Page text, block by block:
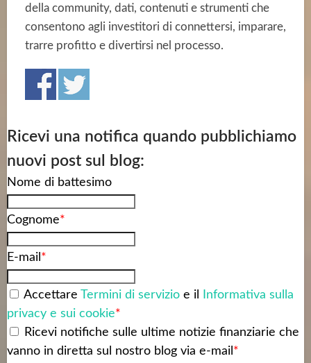
della community, dati, contenuti e strumenti che
consentono agli investitori di connettersi, imparare,
trarre profitto e divertirsi nel processo.
Ricevi una notifica quando pubblichiamo
nuovi post sul blog:
Nome di battesimo
Cognome*
E-mail *
Accettare Termini di servizio e il
Informativa sulla
privacy e sui cookie*
Ricevi notifiche sulle ultime notizie finanziarie che
vanno in diretta sul nostro blog via e-mail *